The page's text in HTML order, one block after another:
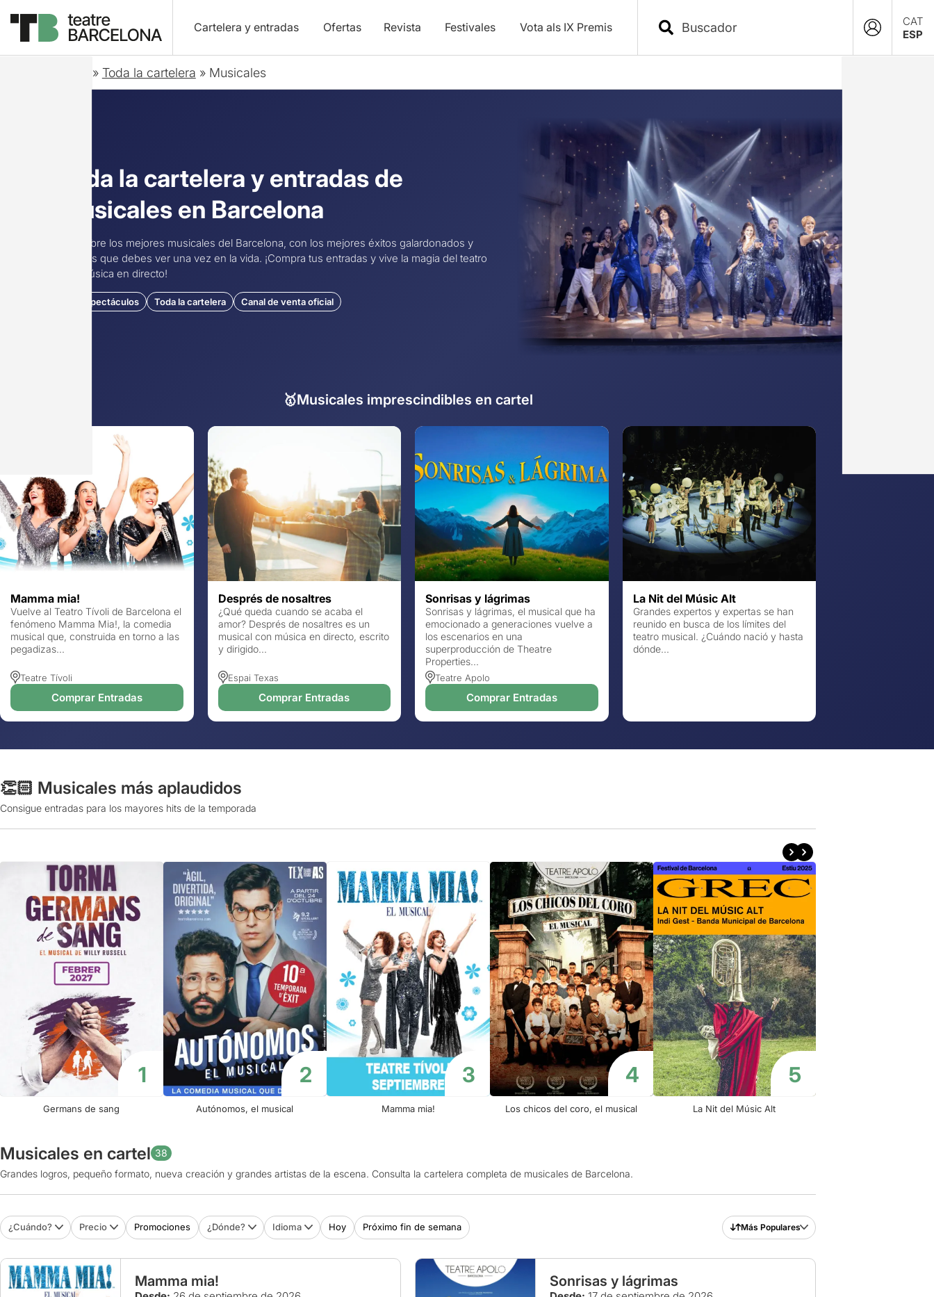
Cartelera y entradas Ofertas Revista Festivales Vota als IX Premis
CAT
ESP
» Toda la cartelera » Musicales
Toda la cartelera y entradas de
musicales en Barcelona
Descubre los mejores musicales del Barcelona, ​​con los mejores éxitos galardonados y
clásicos que debes ver una vez en la vida. ¡Compra tus entradas y vive la magia del teatro
con música en directo!
38 espectáculos Toda la cartelera Canal de venta oficial
🥇Musicales imprescindibles en cartel
Mamma mia!
Vuelve al Teatro Tívoli de Barcelona el
fenómeno Mamma Mia!, la comedia
musical que, construida en torno a las
pegadizas...
Teatre Tívoli
Comprar Entradas
Després de nosaltres
¿Qué queda cuando se acaba el
amor? Després de nosaltres es un
musical con música en directo, escrito
y dirigido...
Espai Texas
Comprar Entradas
Sonrisas y lágrimas
Sonrisas y lágrimas, el musical que ha
emocionado a generaciones vuelve a
los escenarios en una
superproducción de Theatre
Properties...
Teatre Apolo
Comprar Entradas
La Nit del Músic Alt
Grandes expertos y expertas se han
reunido en busca de los límites del
teatro musical. ¿Cuándo nació y hasta
dónde...
👏🏻 Musicales más aplaudidos
Consigue entradas para los mayores hits de la temporada
Germans de sang Autónomos, el musical Mamma mia! Los chicos del coro, el musical La Nit del Músic Alt
Musicales en cartel 38
Grandes logros, pequeño formato, nueva creación y grandes artistas de la escena. Consulta la cartelera completa de musicales de Barcelona.
¿Cuándo? Precio Promociones ¿Dónde? Idioma Hoy Próximo fin de semana Más Populares
Mamma mia! Sonrisas y lágrimas